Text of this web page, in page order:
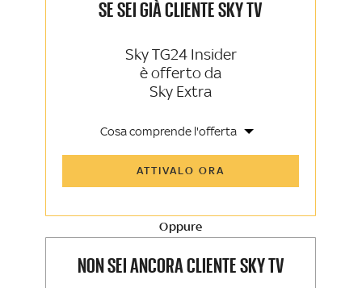
SE SEI GIÀ CLIENTE SKY TV
Sky TG24 Insider
è offerto da
Sky Extra
Cosa comprende l'offerta
Sky Sport Insider
La newsletter esclusiva di Sky TG24
ATTIVALO ORA
Oppure
NON SEI ANCORA CLIENTE SKY TV